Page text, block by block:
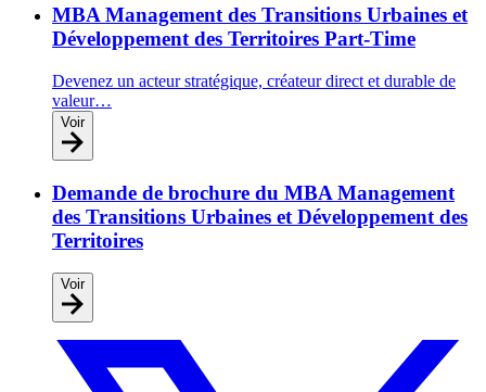
MBA Management des Transitions Urbaines et
Développement des Territoires Part-Time
Devenez un acteur stratégique, créateur direct et durable de
valeur…
Voir
Demande de brochure du MBA Management
des Transitions Urbaines et Développement des
Territoires
Voir